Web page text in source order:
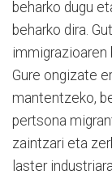
beharko dugu
beharko dira.
immigrazioaren
Gure ongizate
mantentzeko,
pertsona
zaintzari eta
laster